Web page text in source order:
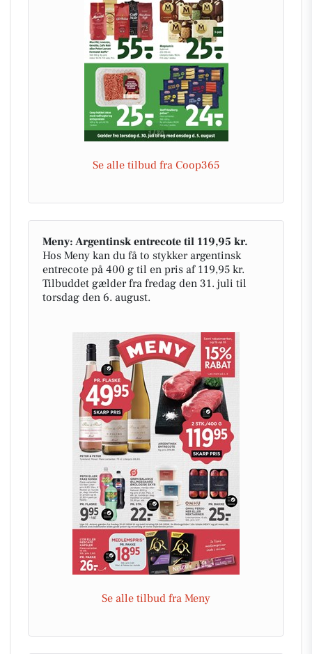
Se alle tilbud fra Coop365
Meny: Argentinsk entrecote til 119,95 kr.
Hos Meny kan du få to stykker argentinsk
entrecote på 400 g til en pris af 119,95 kr.
Tilbuddet gælder fra fredag den 31. juli til
torsdag den 6. august.
Se alle tilbud fra Meny